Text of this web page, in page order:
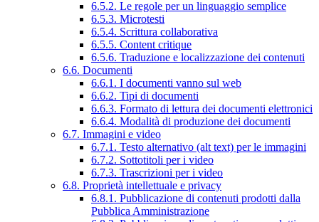
6.5.2. Le regole per un linguaggio semplice
6.5.3. Microtesti
6.5.4. Scrittura collaborativa
6.5.5. Content critique
6.5.6. Traduzione e localizzazione dei contenuti
6.6. Documenti
6.6.1. I documenti vanno sul web
6.6.2. Tipi di documenti
6.6.3. Formato di lettura dei documenti elettronici
6.6.4. Modalità di produzione dei documenti
6.7. Immagini e video
6.7.1. Testo alternativo (alt text) per le immagini
6.7.2. Sottotitoli per i video
6.7.3. Trascrizioni per i video
6.8. Proprietà intellettuale e privacy
6.8.1. Pubblicazione di contenuti prodotti dalla
Pubblica Amministrazione